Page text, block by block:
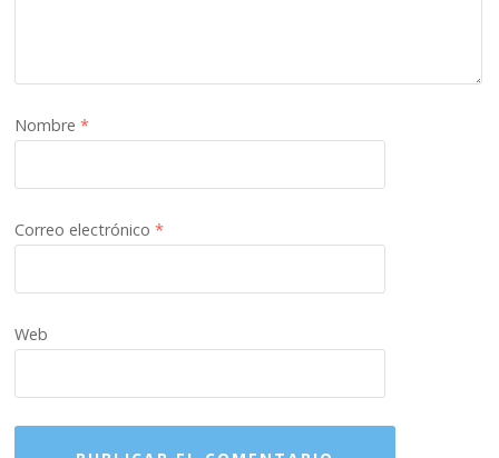
Nombre*
Correo electrónico*
Web